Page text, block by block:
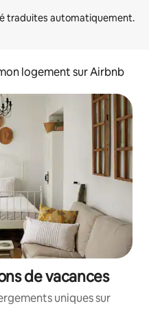
logement sur Airbnb
de vacances
uniques sur